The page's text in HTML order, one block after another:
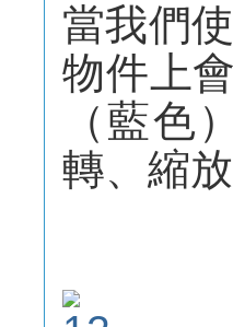
當我們
物件上
（藍色
轉、縮